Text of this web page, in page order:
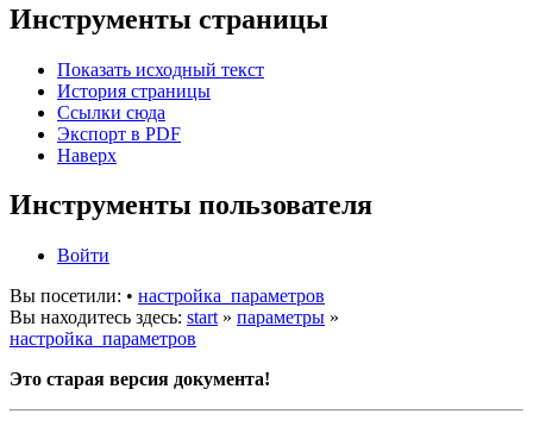
Инструменты страницы
Показать исходный текст
История страницы
Ссылки сюда
Экспорт в PDF
Наверх
Инструменты пользователя
Войти
Вы посетили: • настройка_параметров
Вы находитесь здесь: start » параметры »
настройка_параметров
Это старая версия документа!